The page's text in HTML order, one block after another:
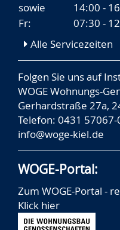
sowie
14:00 -
Fr:
07:30 -
Alle Servicezeiten
Folgen Sie uns auf
WOGE Wohnungs-
Gerhardstraße 27a,
Telefon: 0431 57067-
info@woge-kiel.de
WOGE-Portal:
Zum WOGE-Portal -
Klick hier